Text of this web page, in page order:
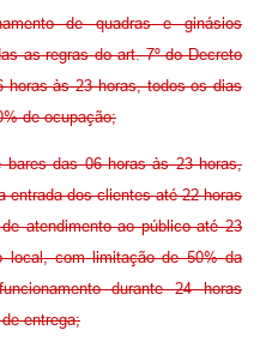
de quadras e ginásios
as regras do art. 7º do Decreto
horas às 23 horas, todos os dias
de ocupação;
bares das 06 horas às 23 horas,
entrada dos clientes até 22 horas
atendimento ao público até 23
local, com limitação de 50% da
durante 24 horas
entrega;